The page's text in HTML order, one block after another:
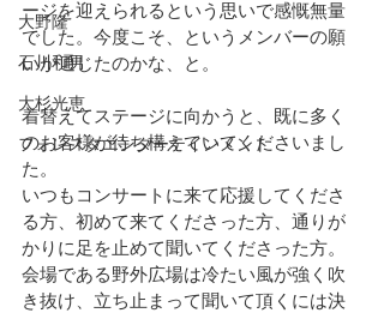
大野隆
石川和男
大杉光恵
フォレスタエンターテインメント
ージを迎えられるという思いで感慨無量
でした。今度こそ、というメンバーの願
いが通じたのかな、と。
着替えてステージに向かうと、既に多く
のお客様が待ち構えていてくださいまし
た。
いつもコンサートに来て応援してくださ
る方、初めて来てくださった方、通りが
かりに足を止めて聞いてくださった方。
会場である野外広場は冷たい風が強く吹
き抜け、立ち止まって聞いて頂くには決